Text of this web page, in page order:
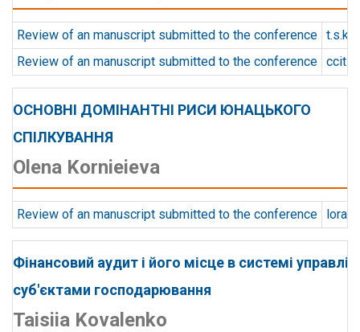
Review of an manuscript submitted to the conference
Review of an manuscript submitted to the conference ccit
ОСНОВНІ ДОМІНАНТНІ РИСИ ЮНАЦЬКОГО
СПІЛКУВАННЯ
Olena Kornieieva
Review of an manuscript submitted to the conference
Фінансовий аудит і його місце в системі
суб'єктами господарювання
Taisiia Kovalenko